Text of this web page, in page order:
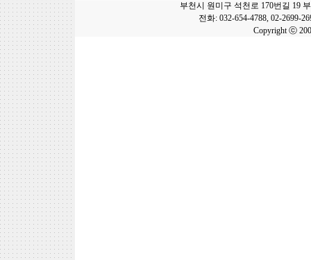
부천시 원미구 석천로 170번길 19
전화: 032-654-4788, 02-2699-
Copyright ⓒ